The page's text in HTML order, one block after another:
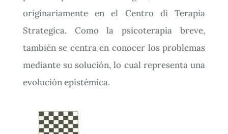
originariamente en el Centro di Terapia
Strategica. Como la psicoterapia breve,
también se centra en conocer los problemas
mediante su solución, lo cual representa una
evolución epistémica.